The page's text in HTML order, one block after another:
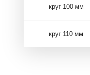
круг 100 мм
круг 110 мм